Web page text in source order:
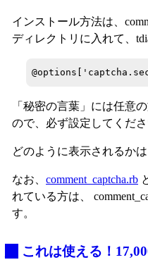
インストール方法は、
ディレクトリに入れて、
「秘密の言葉」には任意
ので、必ず設定してくだ
どのように表示されるか
なお、 comment_captcha.rb
れている方は、
す。
これは使える！